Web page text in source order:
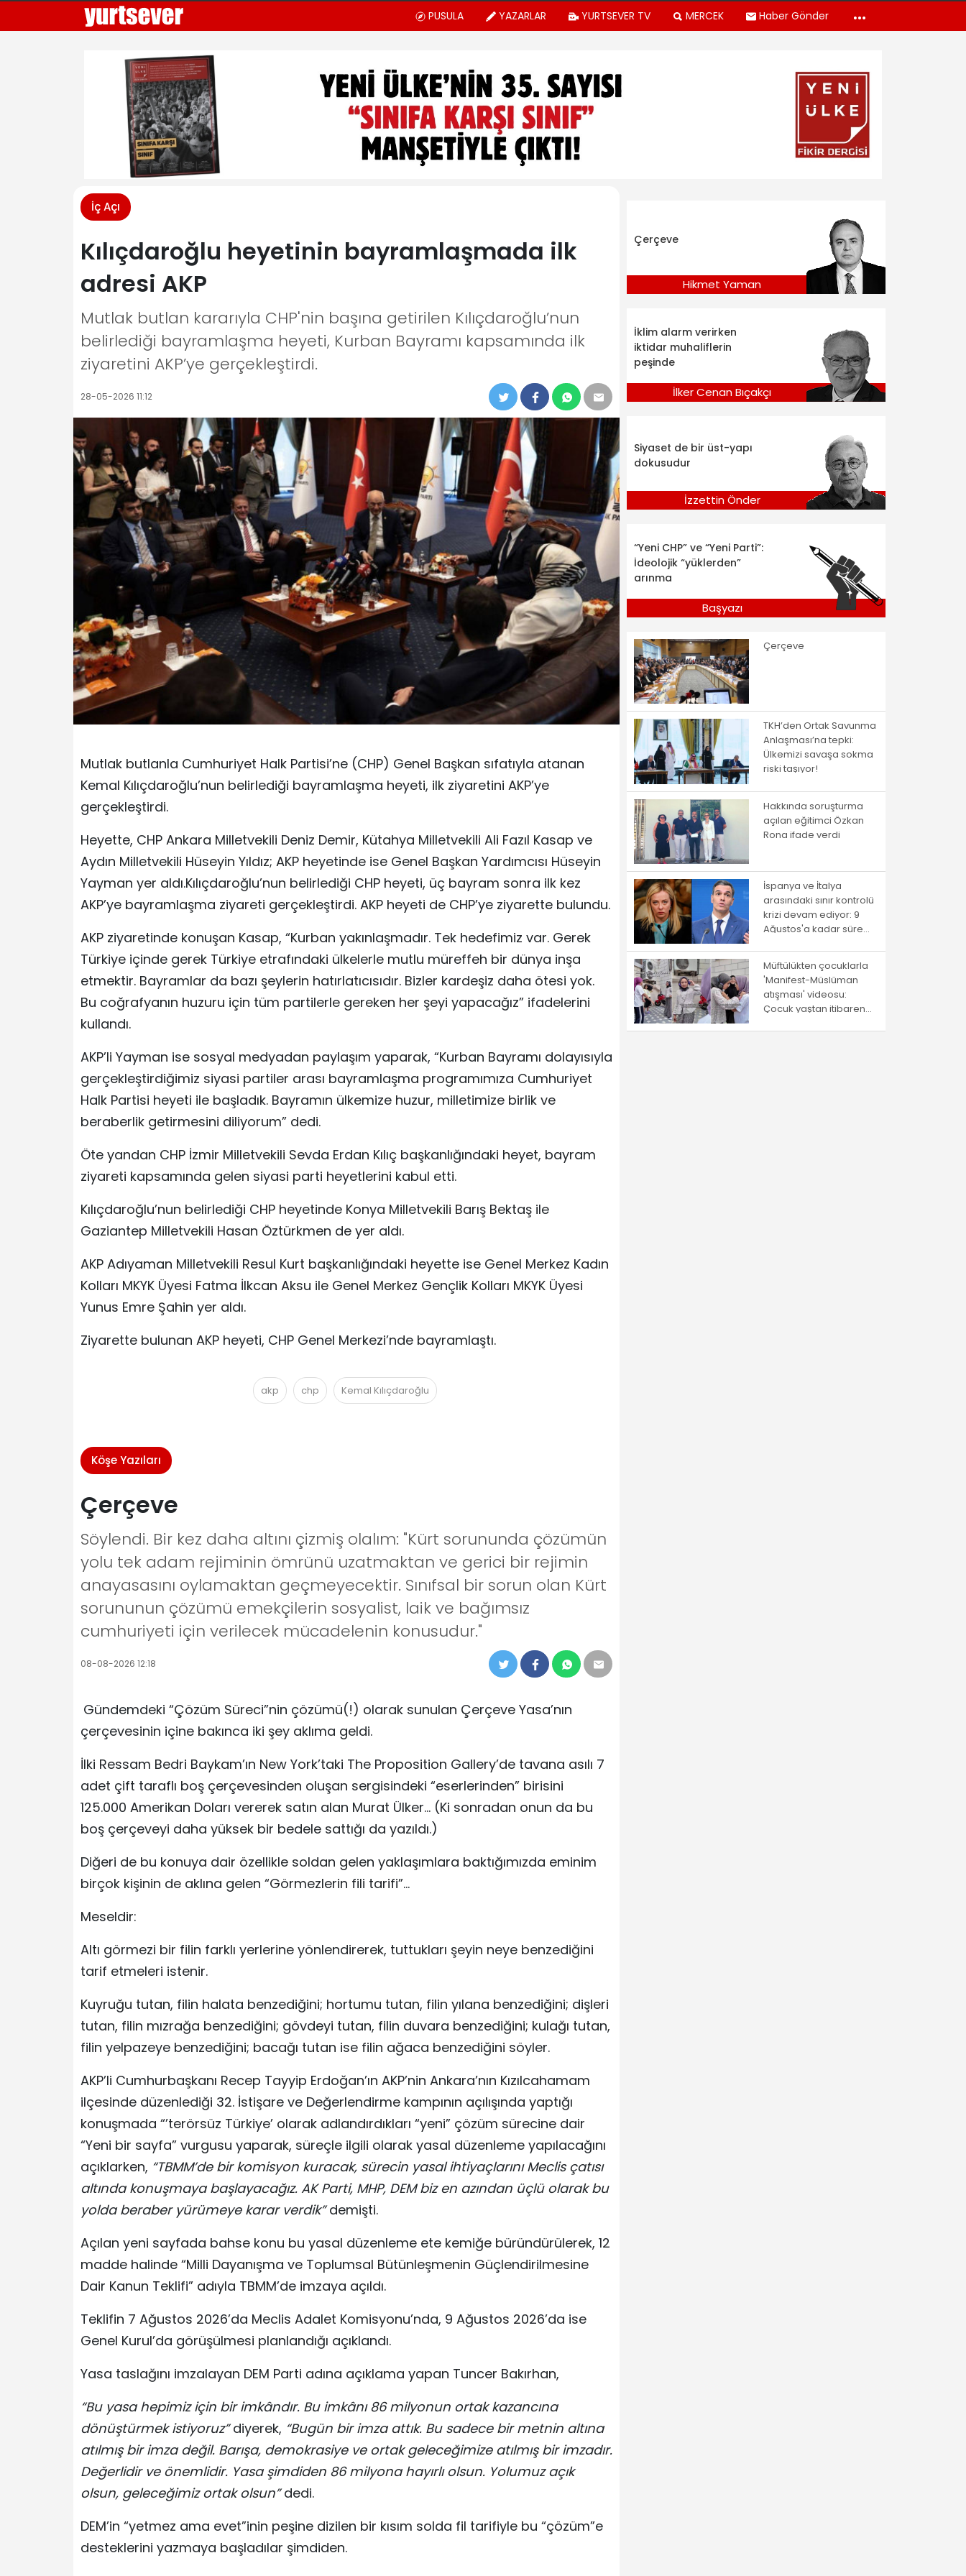
PUSULA YAZARLAR YURTSEVER TV MERCEK Haber Gönder
İç Açı
Kılıçdaroğlu heyetinin bayramlaşmada ilk
adresi AKP
Mutlak butlan kararıyla CHP'nin başına getirilen Kılıçdaroğlu’nun
belirlediği bayramlaşma heyeti, Kurban Bayramı kapsamında ilk
ziyaretini AKP’ye gerçekleştirdi.
28-05-2026 11:12
Mutlak butlanla Cumhuriyet Halk Partisi’ne (CHP) Genel Başkan sıfatıyla atanan
Kemal Kılıçdaroğlu’nun belirlediği bayramlaşma heyeti, ilk ziyaretini AKP’ye
gerçekleştirdi.
Heyette, CHP Ankara Milletvekili Deniz Demir, Kütahya Milletvekili Ali Fazıl Kasap ve
Aydın Milletvekili Hüseyin Yıldız; AKP heyetinde ise Genel Başkan Yardımcısı Hüseyin
Yayman yer aldı.Kılıçdaroğlu’nun belirlediği CHP heyeti, üç bayram sonra ilk kez
AKP’ye bayramlaşma ziyareti gerçekleştirdi. AKP heyeti de CHP’ye ziyarette bulundu.
AKP ziyaretinde konuşan Kasap, “Kurban yakınlaşmadır. Tek hedefimiz var. Gerek
Türkiye içinde gerek Türkiye etrafındaki ülkelerle mutlu müreffeh bir dünya inşa
etmektir. Bayramlar da bazı şeylerin hatırlatıcısıdır. Bizler kardeşiz daha ötesi yok.
Bu coğrafyanın huzuru için tüm partilerle gereken her şeyi yapacağız” ifadelerini
kullandı.
AKP’li Yayman ise sosyal medyadan paylaşım yaparak, “Kurban Bayramı dolayısıyla
gerçekleştirdiğimiz siyasi partiler arası bayramlaşma programımıza Cumhuriyet
Halk Partisi heyeti ile başladık. Bayramın ülkemize huzur, milletimize birlik ve
beraberlik getirmesini diliyorum” dedi.
Öte yandan CHP İzmir Milletvekili Sevda Erdan Kılıç başkanlığındaki heyet, bayram
ziyareti kapsamında gelen siyasi parti heyetlerini kabul etti.
Kılıçdaroğlu’nun belirlediği CHP heyetinde Konya Milletvekili Barış Bektaş ile
Gaziantep Milletvekili Hasan Öztürkmen de yer aldı.
AKP Adıyaman Milletvekili Resul Kurt başkanlığındaki heyette ise Genel Merkez Kadın
Kolları MKYK Üyesi Fatma İlkcan Aksu ile Genel Merkez Gençlik Kolları MKYK Üyesi
Yunus Emre Şahin yer aldı.
Ziyarette bulunan AKP heyeti, CHP Genel Merkezi’nde bayramlaştı.
akp chp Kemal Kılıçdaroğlu
Köşe Yazıları
Çerçeve
Söylendi. Bir kez daha altını çizmiş olalım: "Kürt sorununda çözümün
yolu tek adam rejiminin ömrünü uzatmaktan ve gerici bir rejimin
anayasasını oylamaktan geçmeyecektir. Sınıfsal bir sorun olan Kürt
sorununun çözümü emekçilerin sosyalist, laik ve bağımsız
cumhuriyeti için verilecek mücadelenin konusudur."
08-08-2026 12:18
Gündemdeki “Çözüm Süreci”nin çözümü(!) olarak sunulan Çerçeve Yasa’nın
çerçevesinin içine bakınca iki şey aklıma geldi.
İlki Ressam Bedri Baykam’ın New York’taki The Proposition Gallery’de tavana asılı 7
adet çift taraflı boş çerçevesinden oluşan sergisindeki “eserlerinden” birisini
125.000 Amerikan Doları vererek satın alan Murat Ülker… (Ki sonradan onun da bu
boş çerçeveyi daha yüksek bir bedele sattığı da yazıldı.)
Diğeri de bu konuya dair özellikle soldan gelen yaklaşımlara baktığımızda eminim
birçok kişinin de aklına gelen “Görmezlerin fili tarifi”…
Meseldir:
Altı görmezi bir filin farklı yerlerine yönlendirerek, tuttukları şeyin neye benzediğini
tarif etmeleri istenir.
Kuyruğu tutan, filin halata benzediğini; hortumu tutan, filin yılana benzediğini; dişleri
tutan, filin mızrağa benzediğini; gövdeyi tutan, filin duvara benzediğini; kulağı tutan,
filin yelpazeye benzediğini; bacağı tutan ise filin ağaca benzediğini söyler.
AKP’li Cumhurbaşkanı Recep Tayyip Erdoğan’ın AKP’nin Ankara’nın Kızılcahamam
ilçesinde düzenlediği 32. İstişare ve Değerlendirme kampının açılışında yaptığı
konuşmada “’terörsüz Türkiye’ olarak adlandırdıkları “yeni” çözüm sürecine dair
“Yeni bir sayfa” vurgusu yaparak, süreçle ilgili olarak yasal düzenleme yapılacağını
açıklarken, “TBMM’de bir komisyon kuracak, sürecin yasal ihtiyaçlarını Meclis çatısı
altında konuşmaya başlayacağız. AK Parti, MHP, DEM biz en azından üçlü olarak bu
yolda beraber yürümeye karar verdik”demişti.
Açılan yeni sayfada bahse konu bu yasal düzenleme ete kemiğe büründürülerek, 12
madde halinde “Milli Dayanışma ve Toplumsal Bütünleşmenin Güçlendirilmesine
Dair Kanun Teklifi” adıyla TBMM’de imzaya açıldı.
Teklifin 7 Ağustos 2026’da Meclis Adalet Komisyonu’nda, 9 Ağustos 2026’da ise
Genel Kurul’da görüşülmesi planlandığı açıklandı.
Yasa taslağını imzalayan DEM Parti adına açıklama yapan Tuncer Bakırhan,
“Bu yasa hepimiz için bir imkândır. Bu imkânı 86 milyonun ortak kazancına
dönüştürmek istiyoruz”diyerek, “Bugün bir imza attık. Bu sadece bir metnin altına
atılmış bir imza değil. Barışa, demokrasiye ve ortak geleceğimize atılmış bir imzadır.
Değerlidir ve önemlidir. Yasa şimdiden 86 milyona hayırlı olsun. Yolumuz açık
olsun, geleceğimiz ortak olsun”dedi.
DEM’in “yetmez ama evet”inin peşine dizilen bir kısım solda fil tarifiyle bu “çözüm”e
desteklerini yazmaya başladılar şimdiden.
Çerçeve
Hikmet Yaman
İklim alarm verirken
iktidar muhaliflerin
peşinde
İlker Cenan Bıçakçı
Siyaset de bir üst-yapı
dokusudur
İzzettin Önder
“Yeni CHP” ve “Yeni Parti”:
İdeolojik “yüklerden”
arınma
Başyazı
Çerçeve
TKH’den Ortak Savunma
Anlaşması’na tepki:
Ülkemizi savaşa sokma
riski taşıyor!
Hakkında soruşturma
açılan eğitimci Özkan
Rona ifade verdi
İspanya ve İtalya
arasındaki sınır kontrolü
krizi devam ediyor: 9
Ağustos'a kadar süre
Müftülükten çocuklarla
'Manifest-Müslüman
atışması' videosu:
Çocuk yaştan itibaren